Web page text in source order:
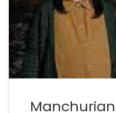
bersagli umani come
volte a prendere di
filosofo creditore che